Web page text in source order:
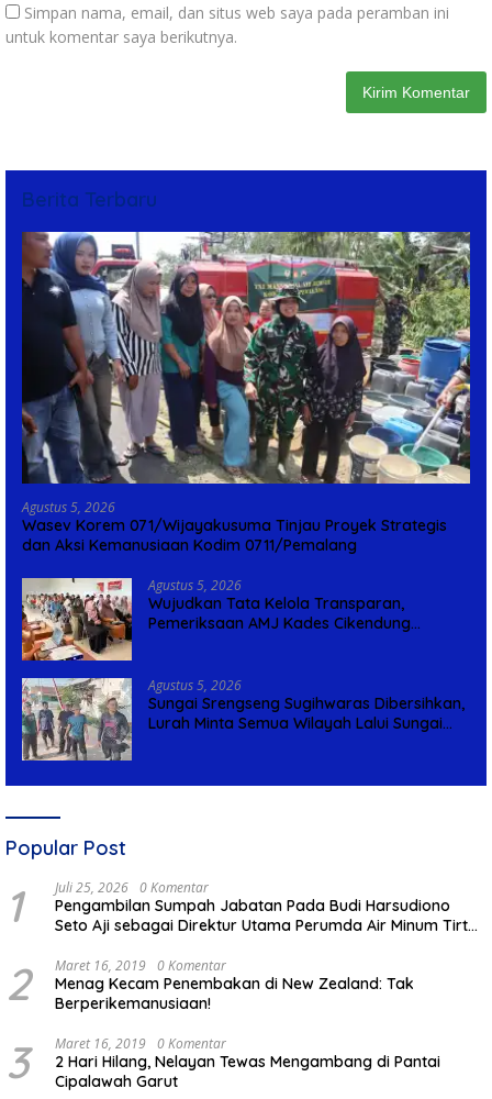
Simpan nama, email, dan situs web saya pada peramban ini
untuk komentar saya berikutnya.
Berita Terbaru
Agustus 5, 2026
Wasev Korem 071/Wijayakusuma Tinjau Proyek Strategis
dan Aksi Kemanusiaan Kodim 0711/Pemalang
Agustus 5, 2026
Wujudkan Tata Kelola Transparan,
Pemeriksaan AMJ Kades Cikendung
Agustus 5, 2026
Sungai Srengseng Sugihwaras Dibersihkan,
Lurah Minta Semua Wilayah Lalui Sungai
Popular Post
1 Juli 25, 2026 0 Komentar
Pengambilan Sumpah Jabatan Pada Budi Harsudiono
Seto Aji sebagai Direktur Utama Perumda Air Minum Tirta
2 Maret 16, 2019 0 Komentar
Menag Kecam Penembakan di New Zealand: Tak
Berperikemanusiaan!
3 Maret 16, 2019 0 Komentar
2 Hari Hilang, Nelayan Tewas Mengambang di Pantai
Cipalawah Garut